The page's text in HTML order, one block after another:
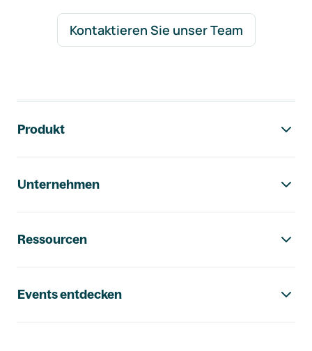
Kontaktieren Sie unser Team
Produkt
Unternehmen
Ressourcen
Events entdecken